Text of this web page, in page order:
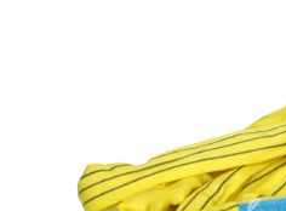
afbeeldingen-